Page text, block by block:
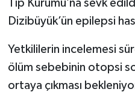
Tıp Kurumu’na sevk
Dizibüyük’ün epilepsi
Yetkililerin incelemesi
ölüm sebebinin otopsi
ortaya çıkması